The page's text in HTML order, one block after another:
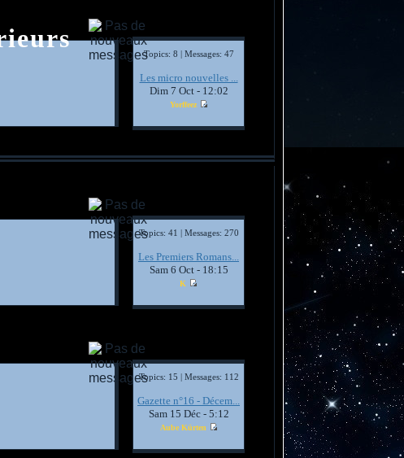
Topics: 8 | Messages: 47
Les micro nouvelles ...
Dim 7 Oct - 12:02
Yorffeez
Topics: 41 | Messages: 270
Les Premiers Romans...
Sam 6 Oct - 18:15
K
Topics: 15 | Messages: 112
Gazette n°16 - Décem...
Sam 15 Déc - 5:12
Aube Kürten